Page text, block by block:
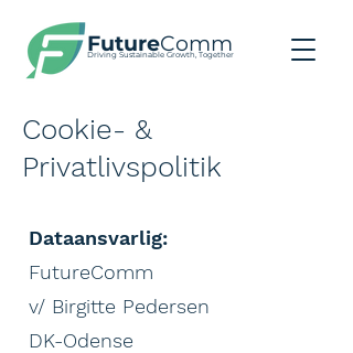
FutureComm
Driving Sustainable Growth, Together
Cookie- &
Privatlivspolitik
Dataansvarlig:
FutureComm
v/ Birgitte Pedersen
DK-Odense